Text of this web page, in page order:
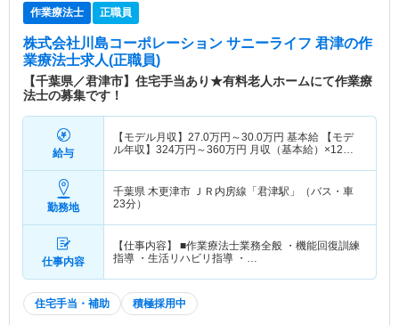
作業療法士 正職員
株式会社川島コーポレーション サニーライフ 君津の作
業療法士求人(正職員)
【千葉県／君津市】住宅手当あり★有料老人ホームにて作業療
法士の募集です！
給与
【モデル月収】 27.0万円～30.0万円 基本給 【モデ
ル年収】 324万円～360万円 月収（基本給）×12ヶ
勤務地
千葉県 木更津市 ＪＲ内房線「君津駅」（バス・車
23分）
仕事内容
【仕事内容】 ■作業療法士業務全般 ・機能回復訓練
指導 ・生活リハビリ指導 ・…
住宅手当・補助 積極採用中